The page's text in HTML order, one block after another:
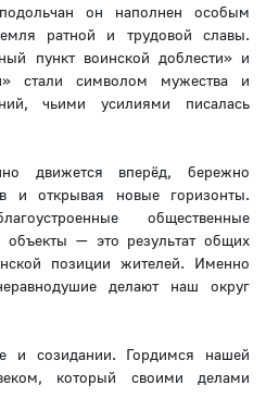
он наполнен особым
ратной и трудовой славы.
пункт воинской доблести» и
стали символом мужества и
чьими усилиями писалась
движется вперёд, бережно
и открывая новые горизонты.
общественные
объекты — это результат общих
позиции жителей. Именно
делают наш округ
и созидании. Гордимся нашей
который своими делами